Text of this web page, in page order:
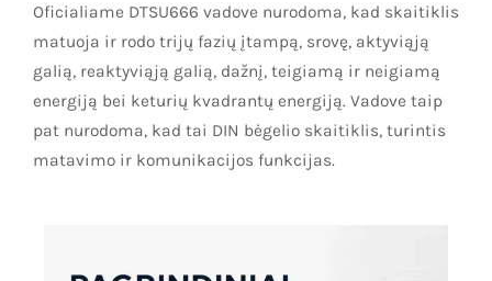
Oficialiame DTSU666 vadove nurodoma, kad skaitiklis
matuoja ir rodo trijų fazių įtampą, srovę, aktyviąją
galią, reaktyviąją galią, dažnį, teigiamą ir neigiamą
energiją bei keturių kvadrantų energiją. Vadove taip
pat nurodoma, kad tai DIN bėgelio skaitiklis, turintis
matavimo ir komunikacijos funkcijas.